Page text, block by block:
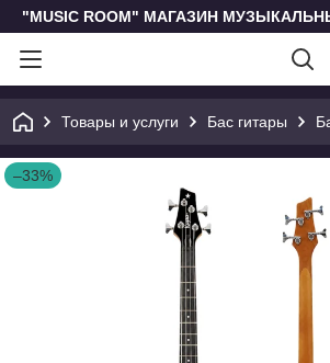
"MUSIC ROOM" МАГАЗИН
Товары и услуги Бас гитары
–33%